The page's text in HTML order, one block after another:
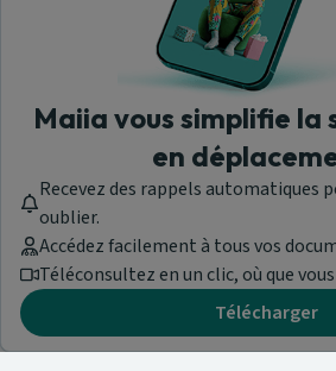
Maiia vous simplifie la
en
Recevez des rappels automatiques
oublier.
Accédez facilement à tous vos
Téléconsultez en un clic, où que
Télécharger